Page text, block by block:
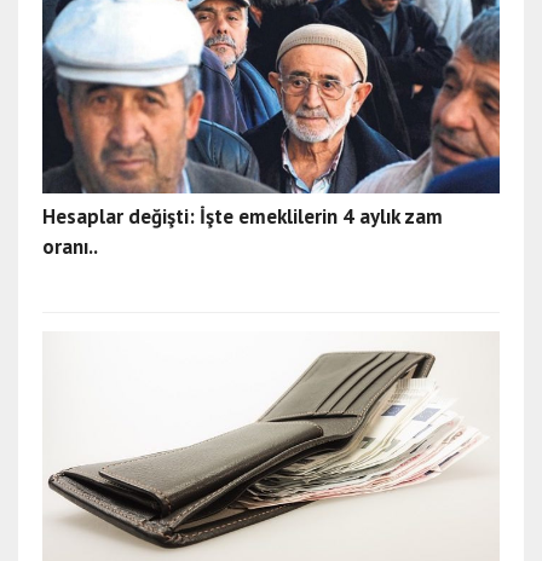
Hesaplar değişti: İşte emeklilerin 4 aylık zam
oranı..